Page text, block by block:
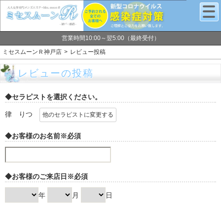
営業時間10:00～翌5:00（最終受付）
ミセスムーンＲ神戸店
レビュー投稿
レビューの投稿
◆セラピストを選択ください。
律 りつ 他のセラピストに変更する
◆お客様のお名前※必須
◆お客様のご来店日 ※必須
年 月 日